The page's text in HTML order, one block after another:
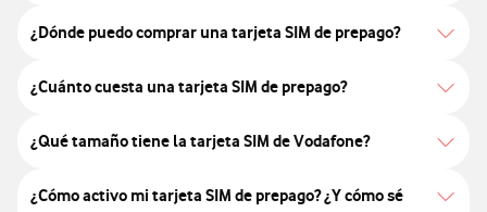
¿Dónde puedo comprar una tarjeta SIM de prepago?
¿Cuánto cuesta una tarjeta SIM de prepago?
¿Qué tamaño tiene la tarjeta SIM de Vodafone?
¿Cómo activo mi tarjeta SIM de prepago? ¿Y cómo sé